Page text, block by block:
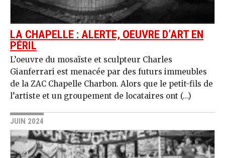
LA CHAPELLE : ALERTE, OEUVRE D’ART EN
PÉRIL
L’oeuvre du mosaïste et sculpteur Charles
Gianferrari est menacée par des futurs immeubles
de la ZAC Chapelle Charbon. Alors que le petit-fils de
l’artiste et un groupement de locataires ont (…)
JUIN 2024